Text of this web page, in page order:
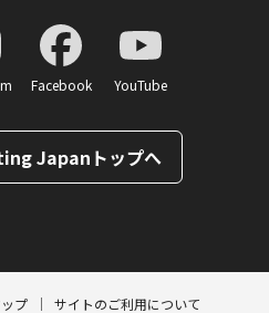
Facebook YouTube
Japanトップへ
プ サイトのご利用について